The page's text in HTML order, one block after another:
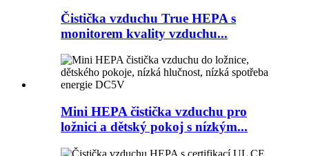
Čistička vzduchu True HEPA s
monitorem kvality vzduchu...
Mini HEPA čistička vzduchu pro
ložnici a dětský pokoj s nízkým...